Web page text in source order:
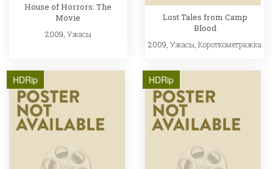
House of Horrors: The
Movie
2009, Ужасы
Lost Tales from Camp
Blood
2009,Ужасы ,Короткометражка
HDRip HDRip